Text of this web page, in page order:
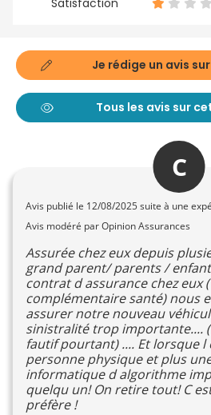
Satisfaction
Je rédige un avis
Tous les avis sur
C
Avis publié le 12/08/2025 suite à une
Avis modéré par Opinion Assurances
Assurée chez eux depuis
grand parent/ parents /
contrat d assurance chez eux
complémentaire santé) nous
assurer notre nouveau
sinistralité trop importante....
fautif pourtant) .... Et lorsque
personne physique et plus
informatique d algorithme
quelqu un! On retire tout! C
préfère !